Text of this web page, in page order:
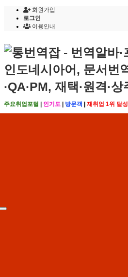
회원가입
로그인
이용안내
주요취업포털 인기도 방문객 재취업 1위 달성